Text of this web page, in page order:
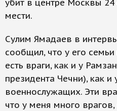
убит в центре Москвы 24
мести.
Сулим Ямадаев в
сообщил, что у его
есть враги, как и у
президента Чечни), как
военнослужащих. Эти
что у меня много